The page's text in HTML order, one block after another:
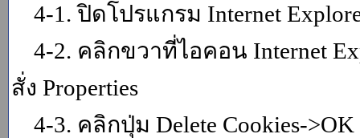
4-1. ปิดโปรแกรม Internet
4-2. คลิกขวาที่ไอคอน Internet
สั่ง Properties
4-3. คลิกปุ่ม Delete Cookies->OK